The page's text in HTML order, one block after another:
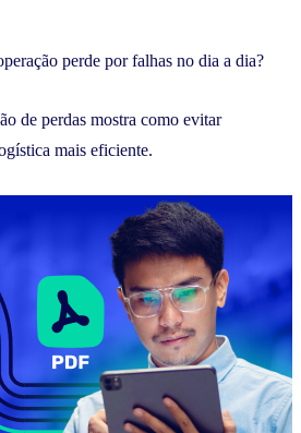
perde por falhas no dia a dia?
de perdas mostra como evitar
mais eficiente.